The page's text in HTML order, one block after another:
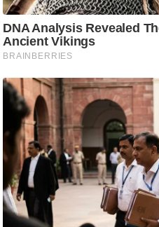
ट
न
स्थ
फि
ट
ने
स
मं
त्रा
रि
ले